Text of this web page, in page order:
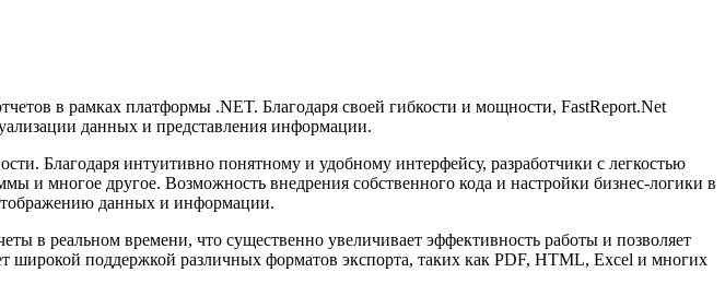
в рамках платформы .NET. Благодаря своей гибкости и мощности, FastReport.Net
данных и представления информации.
Благодаря интуитивно понятному и удобному интерфейсу, разработчики с легкостью
и многое другое. Возможность внедрения собственного кода и настройки бизнес-логики в
данных и информации.
в реальном времени, что существенно увеличивает эффективность работы и позволяет
широкой поддержкой различных форматов экспорта, таких как PDF, HTML, Excel и многих